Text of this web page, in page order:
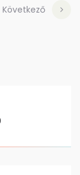
Következő